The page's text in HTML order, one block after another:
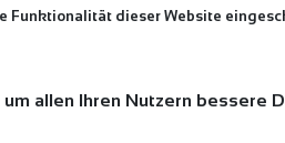
Funktionalität dieser Website
allen Ihren Nutzern bessere